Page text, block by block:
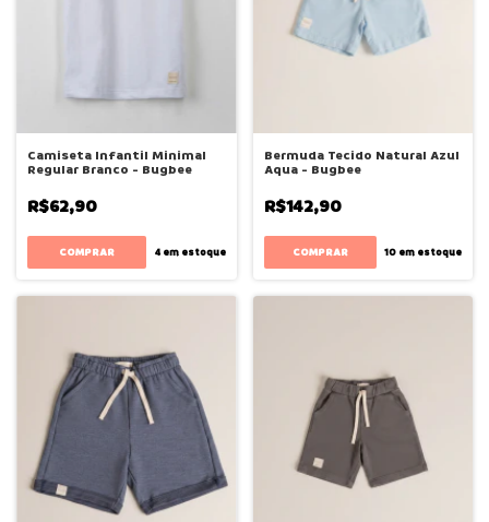
Camiseta Infantil Minimal
Regular Branco - Bugbee
R$62,90
COMPRAR 4em estoque
Bermuda Tecido Natural Azul
Aqua - Bugbee
R$142,90
COMPRAR 10 em estoque